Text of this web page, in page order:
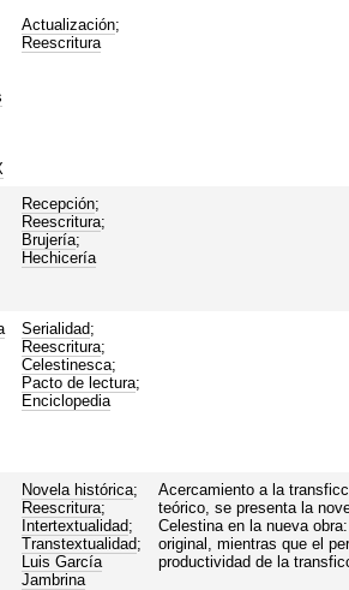
Actualización;
Reescritura
Recepción;
Reescritura;
Brujería;
Hechicería
Serialidad;
Reescritura;
Celestinesca;
Pacto de lectura;
Enciclopedia
Novela histórica;
Reescritura;
Intertextualidad;
Transtextualidad;
Luis García
Jambrina
Acercamiento a la
teórico, se presenta la
Celestina en la nueva
original, mientras que el
productividad de la